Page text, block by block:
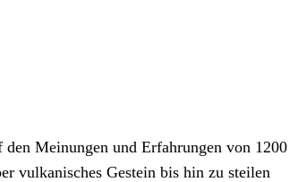
Meinungen und Erfahrungen von 1200
vulkanisches Gestein bis hin zu steilen